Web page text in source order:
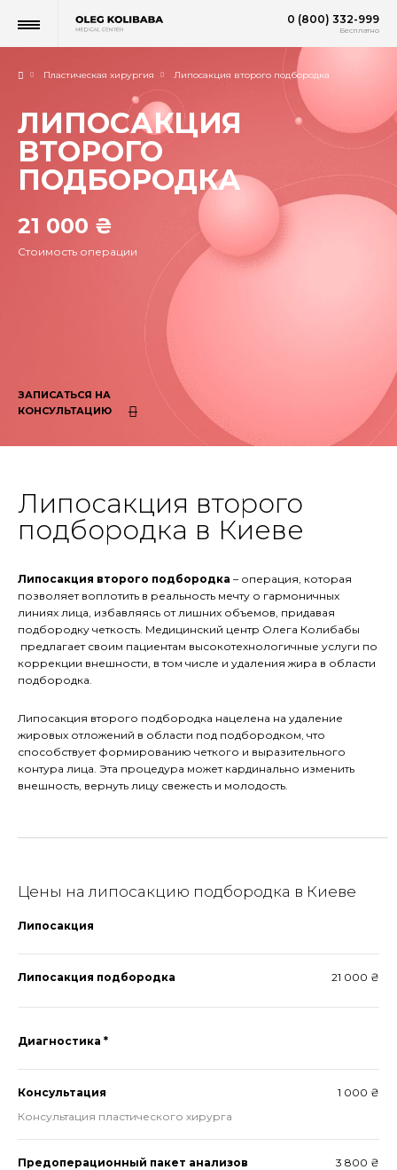
0 (800) 332-999
Бесплатно
Пластическая хирургия Липосакция второго подбородка
ЛИПОСАКЦИЯ
ВТОРОГО
ПОДБОРОДКА
21 000 ₴
Стоимость операции
ЗАПИСАТЬСЯ НА
КОНСУЛЬТАЦИЮ
Липосакция второго
подбородка в Киеве
Липосакция второго подбородка – операция, которая
позволяет воплотить в реальность мечту о гармоничных
линиях лица, избавляясь от лишних объемов, придавая
подбородку четкость. Медицинский центр Олега Колибабы
предлагает своим пациентам высокотехнологичные услуги по
коррекции внешности, в том числе и удаления жира в области
подбородка.
Липосакция второго подбородка нацелена на удаление
жировых отложений в области под подбородком, что
способствует формированию четкого и выразительного
контура лица. Эта процедура может кардинально изменить
внешность, вернуть лицу свежесть и молодость.
Цены на липосакцию подбородка в Киеве
Липосакция
Липосакция подбородка 21 000 ₴
Диагностика *
Консультация
1 000 ₴
Консультация пластического хирурга
Предоперационный пакет анализов
3 800 ₴